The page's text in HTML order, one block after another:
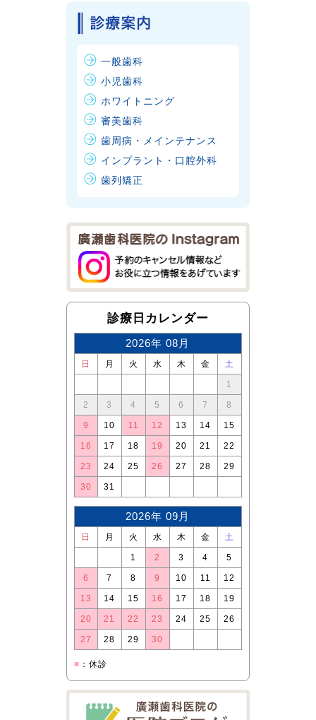
一般歯科
小児歯科
ホワイトニング
審美歯科
歯周病・メインテナンス
インプラント・口腔外科
歯列矯正
診療日カレンダー
2026年 08月
日 月 火 水 木 金 土
1
2 3 4 5 6 7 8
9 10 11 12 13 14 15
16 17 18 19 20 21 22
23 24 25 26 27 28 29
30 31
2026年 09月
日 月 火 水 木 金 土
1 2 3 4 5
6 7 8 9 10 11 12
13 14 15 16 17 18 19
20 21 22 23 24 25 26
27 28 29 30
■ ：休診